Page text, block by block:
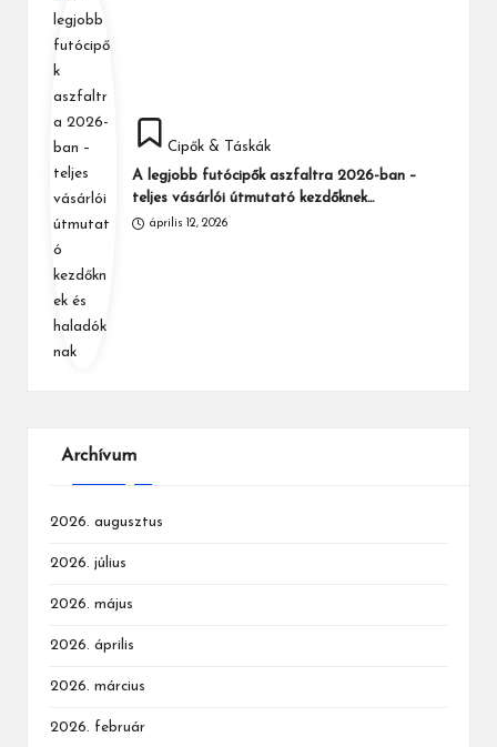
Cipők & Táskák
A legjobb futócipők aszfaltra 2026-ban –
teljes vásárlói útmutató kezdőknek…
április 12, 2026
Archívum
2026. augusztus
2026. július
2026. május
2026. április
2026. március
2026. február